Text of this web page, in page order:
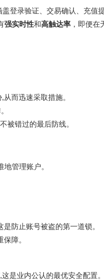
登录验证、交易确认、充值
强实时性和高触达率 ，即便在
而迅速采取措施。
被错过的最后防线。
管理账户。
防止账号被盗的第一道锁。
障。
这是业内公认的最优安全配置